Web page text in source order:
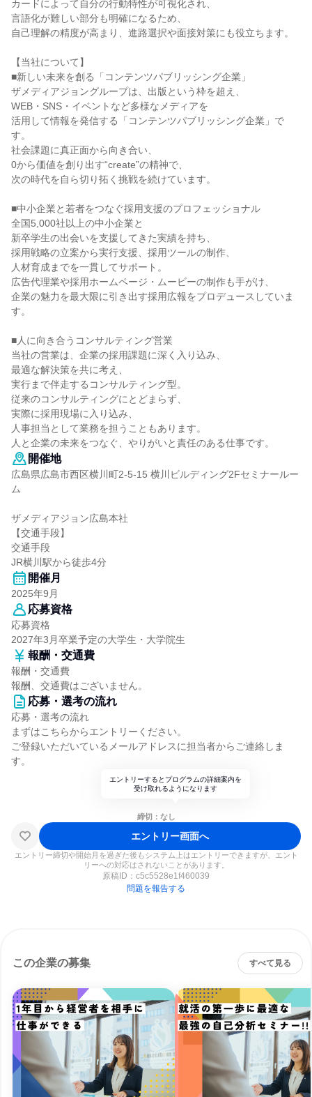
カードによって自分の行動特性が可視化され、
言語化が難しい部分も明確になるため、
自己理解の精度が高まり、進路選択や面接対策にも役立ちます。
【当社について】
■新しい未来を創る「コンテンツパブリッシング企業」
ザメディアジョングループは、出版という枠を超え、
WEB・SNS・イベントなど多様なメディアを
活用して情報を発信する「コンテンツパブリッシング企業」で
す。
社会課題に真正面から向き合い、
0から価値を創り出す“create”の精神で、
次の時代を自ら切り拓く挑戦を続けています。
■中小企業と若者をつなぐ採用支援のプロフェッショナル
全国5,000社以上の中小企業と
新卒学生の出会いを支援してきた実績を持ち、
採用戦略の立案から実行支援、採用ツールの制作、
人材育成までを一貫してサポート。
広告代理業や採用ホームページ・ムービーの制作も手がけ、
企業の魅力を最大限に引き出す採用広報をプロデュースしていま
す。
■人に向き合うコンサルティング営業
当社の営業は、企業の採用課題に深く入り込み、
最適な解決策を共に考え、
実行まで伴走するコンサルティング型。
従来のコンサルティングにとどまらず、
実際に採用現場に入り込み、
人事担当として業務を担うこともあります。
人と企業の未来をつなぐ、やりがいと責任のある仕事です。
開催地
広島県広島市西区横川町2-5-15 横川ビルディング2Fセミナールー
ム
ザメディアジョン広島本社
【交通手段】
交通手段
JR横川駅から徒歩4分
開催月
2025年9月
応募資格
応募資格
2027年3月卒業予定の大学生・大学院生
報酬・交通費
報酬・交通費
報酬、交通費はございません。
応募・選考の流れ
応募・選考の流れ
まずはこちらからエントリーください。
ご登録いただいているメールアドレスに担当者からご連絡しま
す。
エントリーするとプログラムの詳細案内を
受け取れるようになります
締切：なし
エントリー画面へ
エントリー締切や開始月を過ぎた後もシステム上はエントリーできますが、エント
リーへの対応はされないことがあります。
原稿ID： c5c5528e1f460039
問題を報告する
この企業の募集 すべて見る